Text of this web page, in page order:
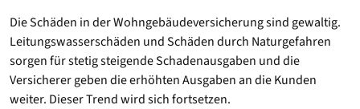
Die Schäden in der Wohngebäudeversicherung sind gewaltig.
Leitungswasserschäden und Schäden durch Naturgefahren
sorgen für stetig steigende Schadenausgaben und die
Versicherer geben die erhöhten Ausgaben an die Kunden
weiter. Dieser Trend wird sich fortsetzen.